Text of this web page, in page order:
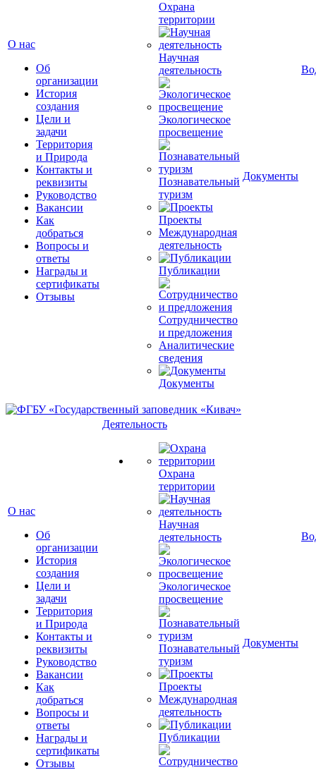
О нас
Об
организации
История
создания
Цели и
задачи
Территория
и Природа
Контакты и
реквизиты
Руководство
Вакансии
Как
добраться
Вопросы и
ответы
Награды и
сертификаты
Отзывы
Охрана
территории
Научная
деятельность
Экологическое
просвещение
Познавательный
туризм
Проекты
Международная
деятельность
Публикации
Сотрудничество
и предложения
Аналитические
сведения
Документы
Документы
О нас
Об
организации
История
создания
Цели и
задачи
Территория
и Природа
Контакты и
реквизиты
Руководство
Вакансии
Как
добраться
Вопросы и
ответы
Награды и
сертификаты
Отзывы
Деятельность
Охрана
территории
Научная
деятельность
Экологическое
просвещение
Познавательный
туризм
Проекты
Международная
деятельность
Публикации
Документы